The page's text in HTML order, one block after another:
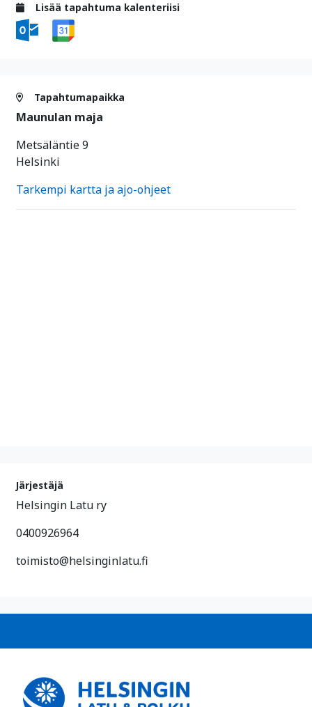
Lisää tapahtuma kalenteriisi
Tapahtumapaikka
Maunulan maja
Metsäläntie 9
Helsinki
Tarkempi kartta ja ajo-ohjeet
Järjestäjä
Helsingin Latu ry
0400926964
toimisto@helsinginlatu.fi